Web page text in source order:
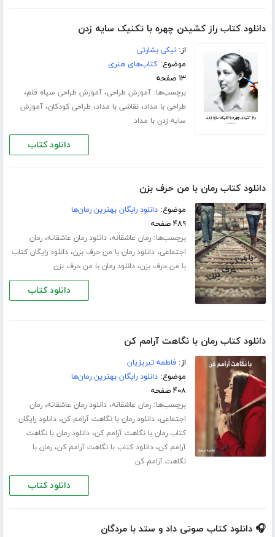
دانلود کتاب راز کشیدن چهره با تکنیک سایه زدن
از:نیکی بشارتی
موضوع:کتاب‌های هنری
۱۳ صفحه
برچسب‌ها:آموزش طراحی،آموزش طراحی سیاه قلم،
طراحی با مداد،نقاشی با مداد، طراحی کودکان،آموزش
سایه زدن با مداد
دانلود کتاب
دانلود کتاب رمان با من حرف بزن
موضوع:دانلود رایگان بهترین رمان‌ها
۴۸۹ صفحه
برچسب‌ها:رمان عاشقانه،دانلود رمان عاشقانه،رمان
اجتماعی،دانلود رمان با من حرف بزن،دانلود رایگان کتاب
با من حرف بزن،دانلود رمان با من حرف بزن
دانلود کتاب
دانلود کتاب رمان با نگاهت آرامم کن
از:فاطمه تبریزیان
موضوع:دانلود رایگان بهترین رمان‌ها
۴۰۸ صفحه
برچسب‌ها:رمان عاشقانه،دانلود رمان عاشقانه،رمان
اجتماعی،دانلود رمان با نگاهت آرامم کن،دانلود رایگان
کتاب رمان با نگاهت آرامم کن،دانلود رمان با نگاهت
آرامم کن،دانلود کتاب با نگاهت آرامم کن،رمان با
نگاهت آرامم کن
دانلود کتاب
🎧 دانلود کتاب صوتی داد و ستد با مردگان